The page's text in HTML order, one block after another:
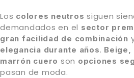
Los colores neutros siguen
demandados en el sector
gran facilidad de combinación
elegancia durante años.
marrón cuero son opciones
pasan de moda.